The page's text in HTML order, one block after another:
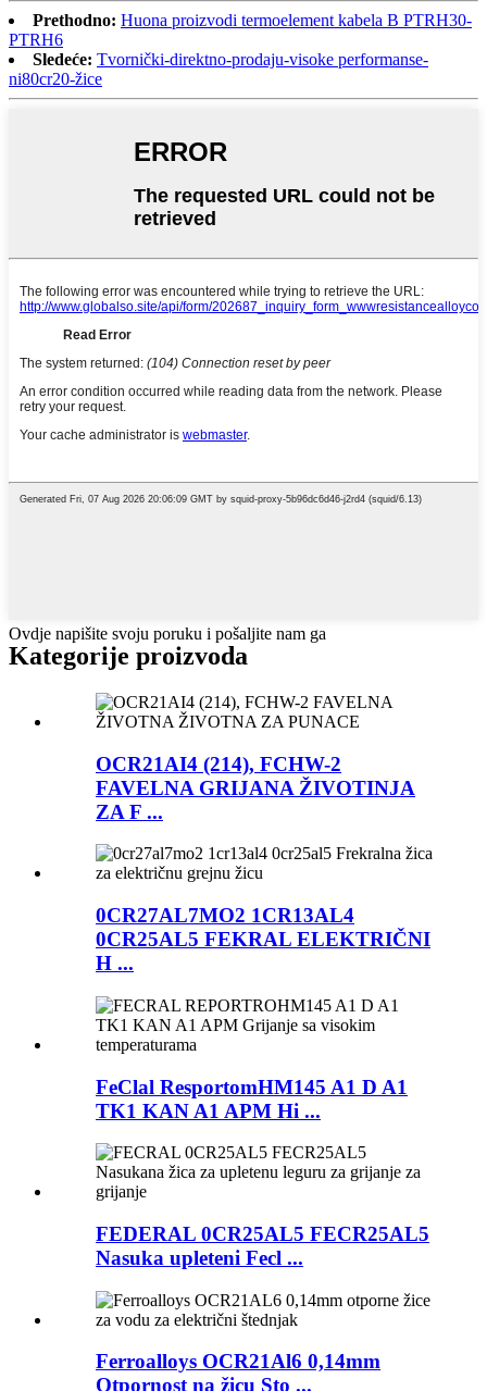
Prethodno: Huona proizvodi termoelement kabela B PTRH30-
PTRH6
Sledeće: Tvornički-direktno-prodaju-visoke performanse-
ni80cr20-žice
Ovdje napišite svoju poruku i pošaljite nam ga
Kategorije proizvoda
OCR21AI4 (214), FCHW-2
FAVELNA GRIJANA ŽIVOTINJA
ZA F ...
0CR27AL7MO2 1CR13AL4
0CR25AL5 FEKRAL ELEKTRIČNI
H ...
FeClal ResportomHM145 A1 D A1
TK1 KAN A1 APM Hi ...
FEDERAL 0CR25AL5 FECR25AL5
Nasuka upleteni Fecl ...
Ferroalloys OCR21Al6 0,14mm
Otpornost na žicu Sto ...